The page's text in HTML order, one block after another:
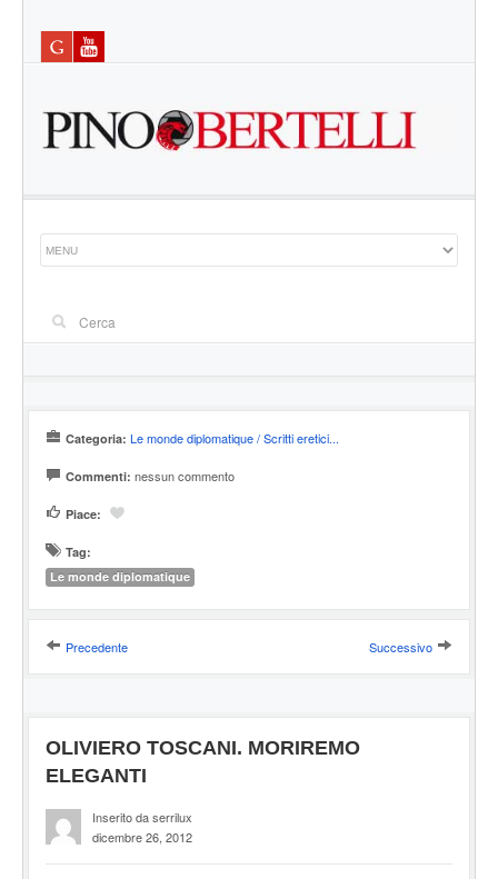
Categoria: Le monde diplomatique / Scritti eretici...
Commenti: nessun commento
Piace:
Tag:
Le monde diplomatique
Precedente Successivo
OLIVIERO TOSCANI. MORIREMO
ELEGANTI
Inserito da serrilux
dicembre 26, 2012